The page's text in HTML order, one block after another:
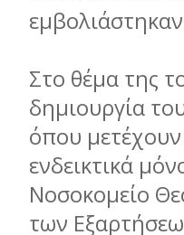
Στο θέμα της
δημιουργία
όπου
ενδεικτικά
Νοσοκομείο
των